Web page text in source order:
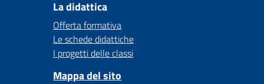
La didattica
Offerta formativa
Le schede didattiche
I progetti delle classi
Mappa del sito